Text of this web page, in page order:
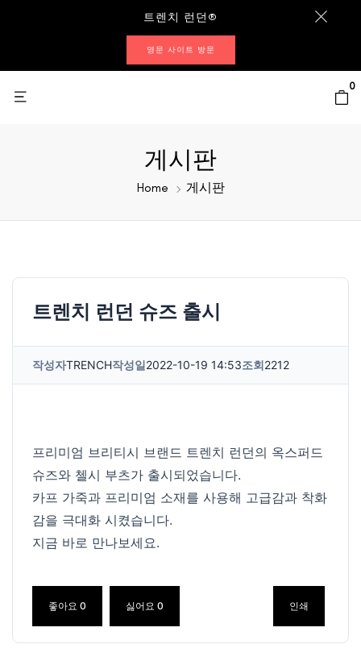
트렌치 런던®
영문 사이트 방문
0
게시판
Home 게시판
트렌치 런던 슈즈 출시
작성자TRENCH작성일2022-10-19 14:53조회2212
프리미엄 브리티시 브랜드 트렌치 런던의 옥스퍼드
슈즈와 첼시 부츠가 출시되었습니다.
카프 가죽과 프리미엄 소재를 사용해 고급감과 착화
감을 극대화 시켰습니다.
지금 바로 만나보세요.
좋아요 0 싫어요 0 인쇄